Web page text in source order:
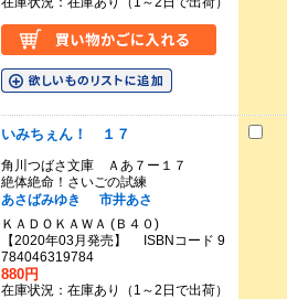
いみちぇん！ １７
角川つばさ文庫 Ａあ７ー１７
絶体絶命！さいごの試練
あさばみゆき
市井あさ
ＫＡＤＯＫＡＷＡ (Ｂ４０)
【2020年03月発売】 ISBNコード 9
784046319784
880円
在庫状況：在庫あり（1～2日で出荷）